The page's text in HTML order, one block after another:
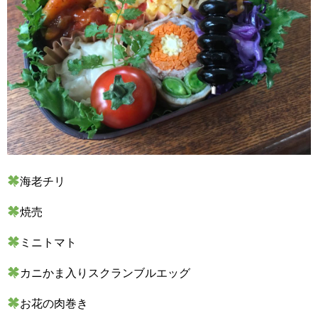
海老チリ
焼売
ミニトマト
カニかま入りスクランブルエッグ
お花の肉巻き